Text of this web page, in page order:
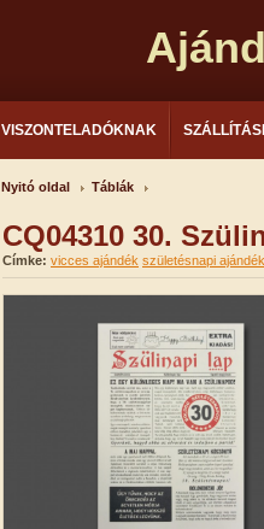
VISZONTELADÓKNAK
Nyitó oldal Táblák
CQ04310 30.
Címke: vicces ajándék születésnapi ajándék